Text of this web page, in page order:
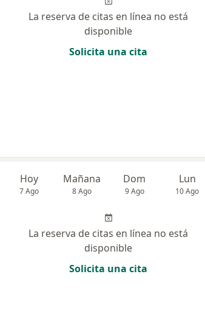
La reserva de citas en línea no está
disponible
Solicita una cita
Hoy
7 Ago
Mañana
8 Ago
Dom
9 Ago
Lun
10 Ago
La reserva de citas en línea no está
disponible
Solicita una cita